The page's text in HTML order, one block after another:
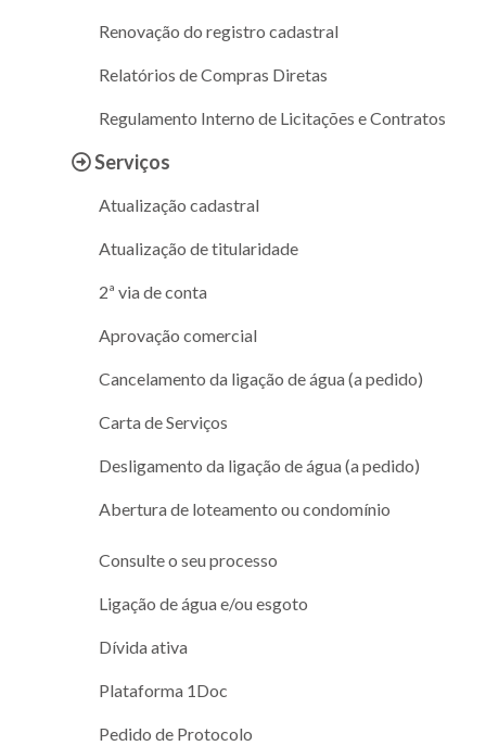
Renovação do registro cadastral
Relatórios de Compras Diretas
Regulamento Interno de Licitações e Contratos
Serviços
Atualização cadastral
Atualização de titularidade
2ª via de conta
Aprovação comercial
Cancelamento da ligação de água (a pedido)
Carta de Serviços
Desligamento da ligação de água (a pedido)
Abertura de loteamento ou condomínio
Consulte o seu processo
Ligação de água e/ou esgoto
Dívida ativa
Plataforma 1Doc
Pedido de Protocolo